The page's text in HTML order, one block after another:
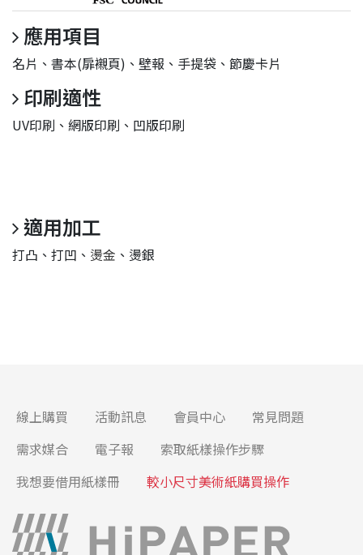
應用項目
名片、書本(扉襯頁)、壁報、手提袋、節慶卡片
印刷適性
UV印刷、網版印刷、凹版印刷
適用加工
打凸、打凹、 燙金 、燙銀
線上購買 活動訊息 會員中心
常見問題
需求媒合
電子報
索取紙樣操作步驟
我想要借用紙樣冊
較小尺寸美術紙購買操作